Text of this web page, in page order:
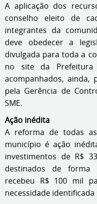
A aplicação dos
conselho eleito de
integrantes da
deve obedecer a
divulgada para toda a
no site da Prefeitura
acompanhados, ainda,
pela Gerência de
SME.
Ação inédita
A reforma de todas
município é ação
investimentos de R$
destinados de forma
recebeu R$ 100 mil
necessidade